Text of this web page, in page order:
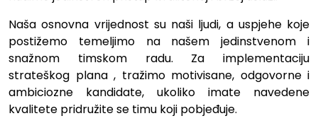
Naša osnovna vrijednost su naši ljudi, a uspjehe koje
postižemo temeljimo na našem jedinstvenom i
snažnom timskom radu. Za implementaciju
strateškog plana , tražimo motivisane, odgovorne i
ambiciozne kandidate, ukoliko imate navedene
kvalitete pridružite se timu koji pobjeđuje.